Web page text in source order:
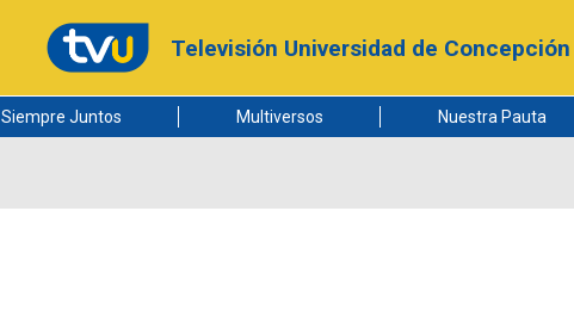
Televisión Universidad de Concepción
Siempre Juntos Multiversos Nuestra Pauta